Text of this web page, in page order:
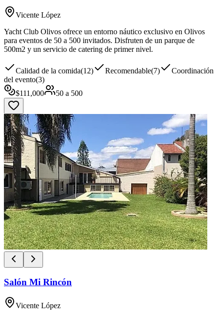
Vicente López
Yacht Club Olivos ofrece un entorno náutico exclusivo en Olivos
para eventos de 50 a 500 invitados. Disfruten de un parque de
500m2 y un servicio de catering de primer nivel.
Calidad de la comida(12) Recomendable(7)
Coordinación
del evento(3)
$111,000 50 a 500
Salón Mi Rincón
Vicente López